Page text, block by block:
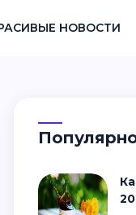
НОВОСТИ
Картинки - С добрым утром